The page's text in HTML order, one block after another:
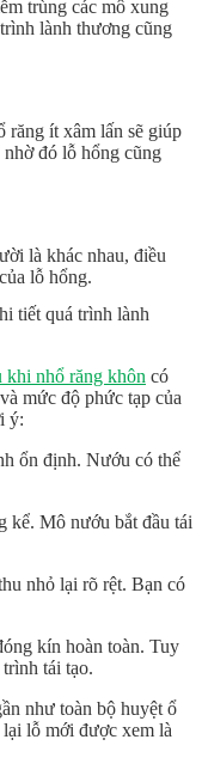
trùng các mô xung
lành thương cũng
răng ít xâm lấn sẽ giúp
đó lỗ hổng cũng
là khác nhau, điều
lỗ hổng.
tiết quá trình lành
khi nhổ răng khôn có
mức độ phức tạp của
ý:
ổn định. Nướu có thể
kể. Mô nướu bắt đầu tái
nhỏ lại rõ rệt. Bạn có
kín hoàn toàn. Tuy
tái tạo.
như toàn bộ huyệt ổ
lại lỗ mới được xem là